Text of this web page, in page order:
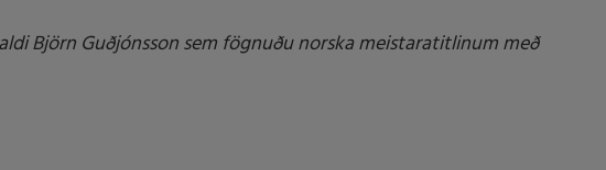
Björn Guðjónsson sem fögnuðu norska meistaratitlinum með